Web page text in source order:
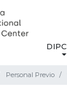
DIPC
Personal Previo